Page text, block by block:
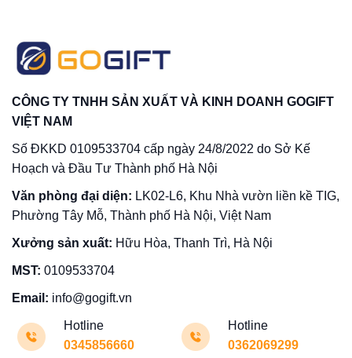
CÔNG TY TNHH SẢN XUẤT VÀ KINH DOANH GOGIFT
VIỆT NAM
Số ĐKKD 0109533704 cấp ngày 24/8/2022 do Sở Kế
Hoạch và Đầu Tư Thành phố Hà Nội
Văn phòng đại diện: LK02-L6, Khu Nhà vườn liền kề TIG,
Phường Tây Mỗ, Thành phố Hà Nội, Việt Nam
Xưởng sản xuất: Hữu Hòa, Thanh Trì, Hà Nội
MST: 0109533704
Email: info@gogift.vn
Hotline
0345856660
Hotline
0362069299